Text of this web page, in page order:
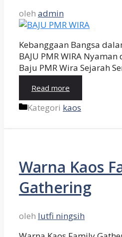
oleh admin
Kebanggaan Bangsa
BAJU PMR WIRA
Baju PMR Wira Sejarah
Read more
Kategori kaos
Warna Kaos
Gathering
oleh lutfi ningsih